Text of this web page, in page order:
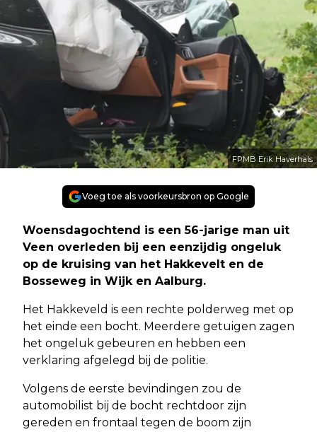
FPMB Erik Haverhals
Voeg toe als voorkeursbron op Google
Woensdagochtend is een 56-jarige man uit
Veen overleden bij een eenzijdig ongeluk
op de kruising van het Hakkevelt en de
Bosseweg in Wijk en Aalburg.
Het Hakkeveld is een rechte polderweg met op
het einde een bocht. Meerdere getuigen zagen
het ongeluk gebeuren en hebben een
verklaring afgelegd bij de politie.
Volgens de eerste bevindingen zou de
automobilist bij de bocht rechtdoor zijn
gereden en frontaal tegen de boom zijn